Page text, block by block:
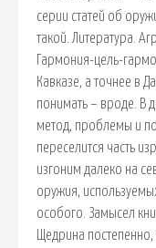
серии статей об
такой. Литература.
Гармония-цель-
Кавказе, а точнее в
понимать – вроде. В
метод, проблемы и
переселится часть
изгоним далеко на
оружия,
особого. Замысел
Щедрина